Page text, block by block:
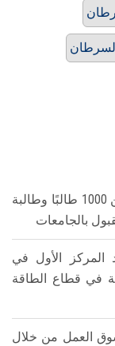
معامل التنسيق الإلكتروني تستقبل أكثر من 1000 طالبًا وطالبة
بالجامعات
المركز الأول في
في قطاع الطاقة
العمل من خلال